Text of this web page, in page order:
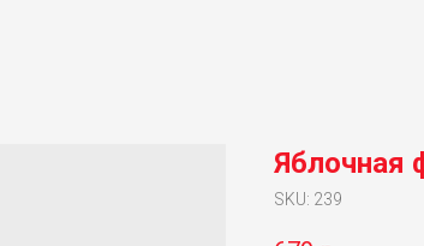
Яблочная
SKU: 239